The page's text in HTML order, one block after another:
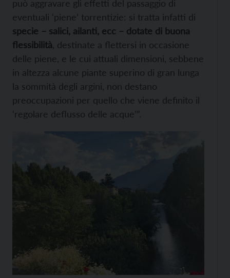
può aggravare gli effetti del passaggio di
eventuali ‘piene’ torrentizie: si tratta infatti di
specie – salici, ailanti, ecc – dotate di buona
flessibilità , destinate a flettersi in occasione
delle piene, e le cui attuali dimensioni, sebbene
in altezza alcune piante superino di gran lunga
la sommità degli argini, non destano
preoccupazioni per quello che viene definito il
‘regolare deflusso delle acque’”.